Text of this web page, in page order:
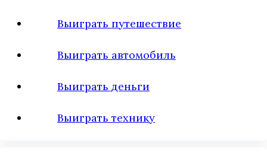
Выиграть путешествие
Выиграть автомобиль
Выиграть деньги
Выиграть технику